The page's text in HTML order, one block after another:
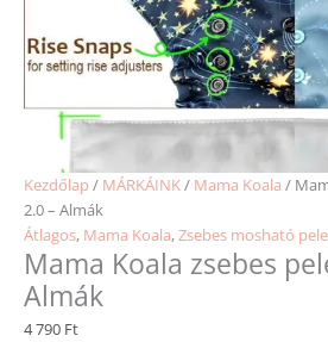
Kezdőlap / MÁRKÁINK/ Mama Koala /
2.0 – Almák
Átlagos, Mama Koala,Zsebes mosható
Mama Koala zsebes
Almák
4 790 Ft